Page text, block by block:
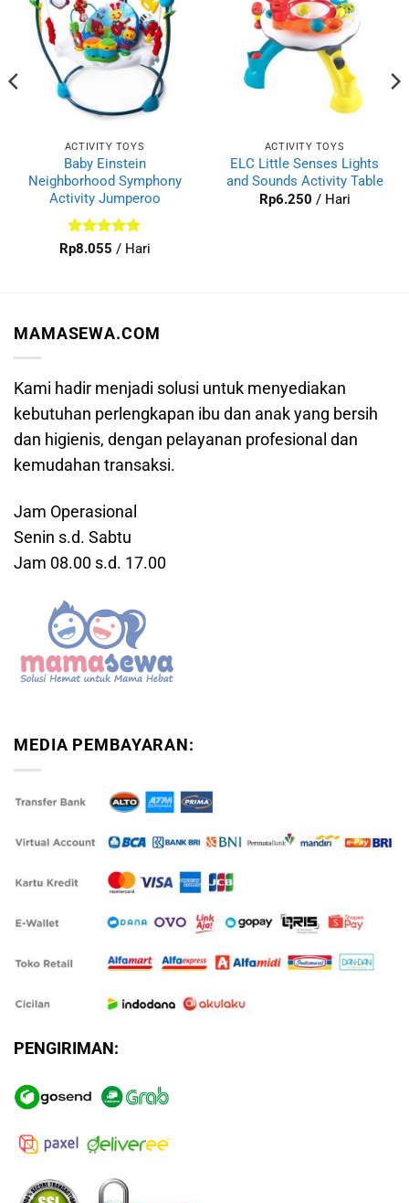
ACTIVITY TOYS
Baby Einstein
Neighborhood Symphony
Activity Jumperoo
Dinilai 5
Rp8.055 / Hari
ACTIVITY TOYS
ELC Little Senses Lights
and Sounds Activity Table
Rp6.250 / Hari
MAMASEWA.COM
Kami hadir menjadi solusi untuk menyediakan
kebutuhan perlengkapan ibu dan anak yang bersih
dan higienis, dengan pelayanan profesional dan
kemudahan transaksi.
Jam Operasional
Senin s.d. Sabtu
Jam 08.00 s.d. 17.00
MEDIA PEMBAYARAN:
PENGIRIMAN: